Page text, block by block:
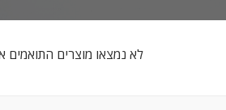
לא נמצאו מוצרים התואמים